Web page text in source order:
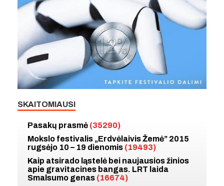
SKAITOMIAUSI
Pasakų prasmė (35290)
Mokslo festivalis „Erdvėlaivis Žemė” 2015
rugsėjo 10 – 19 dienomis (19493)
Kaip atsirado ląstelė bei naujausios žinios
apie gravitacines bangas. LRT laida
Smalsumo genas (16674)